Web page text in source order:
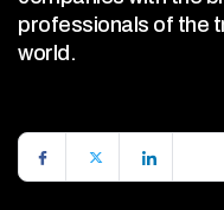
professionals of the
world.